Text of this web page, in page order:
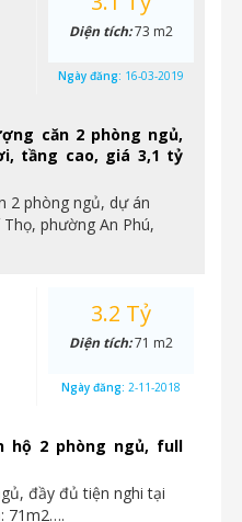
căn 2 phòng ngủ,
tầng cao, giá 3,1 tỷ
2 phòng ngủ, dự án
phường An Phú,
Diện tích:73 m2
Ngày đăng: 16-03-2019
hộ 2 phòng ngủ, full
đầy đủ tiện nghi tại
71m2….
3.2 Tỷ
Diện tích:71 m2
Ngày đăng: 2-11-2018